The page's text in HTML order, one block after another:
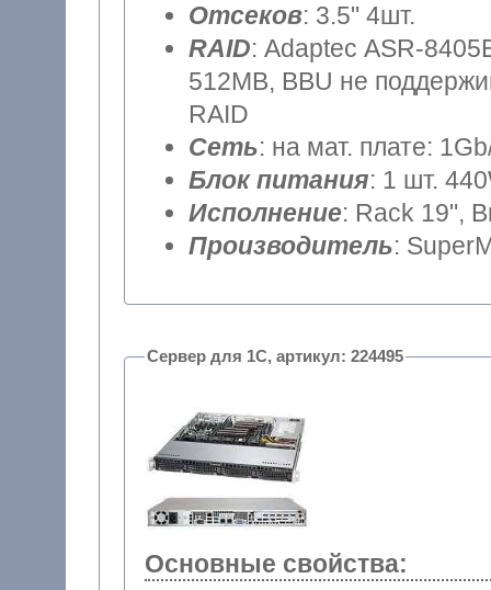
Отсеков: 3.5" 4шт.
RAID: Adaptec ASR-
512MB, BBU не
RAID
Сеть: на мат. плате:
Блок питания: 1 шт.
Исполнение: Rack 19",
Производитель:
Сервер для 1С, артикул: 224495
Основные свойства: